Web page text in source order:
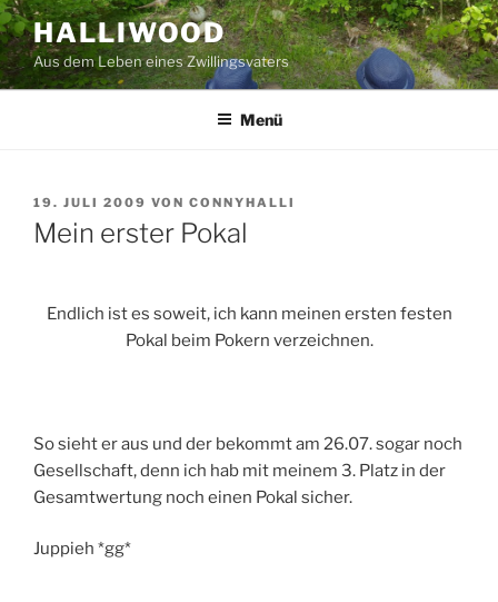
Zum
Inhalt
springen
HALLIWOOD
Aus dem Leben eines Zwillingsvaters
Menü
VERÖFFENTLICHT
AM
19. JULI 2009 VON CONNYHALLI
Mein erster Pokal
Endlich ist es soweit, ich kann meinen ersten festen
Pokal beim Pokern verzeichnen.
So sieht er aus und der bekommt am 26.07. sogar noch
Gesellschaft, denn ich hab mit meinem 3. Platz in der
Gesamtwertung noch einen Pokal sicher.
Juppieh *gg*